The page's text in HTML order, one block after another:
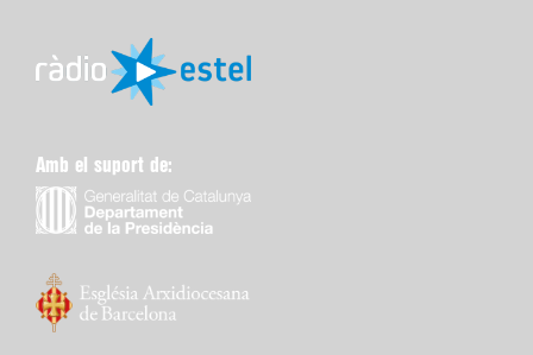
Amb el suport de: